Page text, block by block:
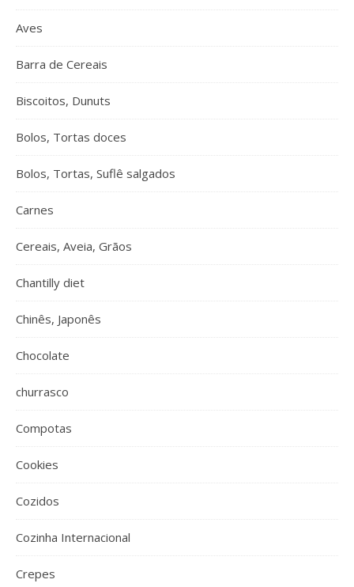
Aves
Barra de Cereais
Biscoitos, Dunuts
Bolos, Tortas doces
Bolos, Tortas, Suflê salgados
Carnes
Cereais, Aveia, Grãos
Chantilly diet
Chinês, Japonês
Chocolate
churrasco
Compotas
Cookies
Cozidos
Cozinha Internacional
Crepes